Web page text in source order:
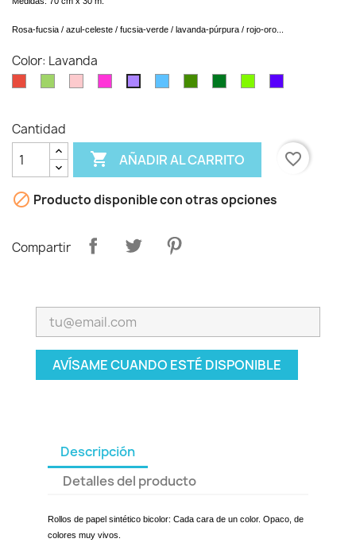
Rosa-fucsia / azul-celeste / fucsia-verde / lavanda-púrpura / rojo-oro...
Color: Lavanda
Cantidad
 AÑADIR AL CARRITO favorite_border
 Producto disponible con otras opciones
Compartir
AVÍSAME CUANDO ESTÉ DISPONIBLE
Descripción
Detalles del producto
Rollos de papel sintético bicolor: Cada cara de un color. Opaco, de
colores muy vivos.